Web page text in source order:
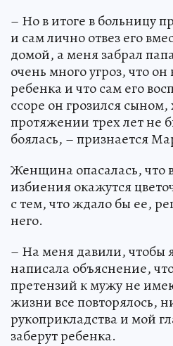
– Но в итоге в больницу
и сам лично отвез его
домой, а меня забрал
очень много угроз, что
ребенка и что сам его
ссоре он грозился сыном,
протяжении трех лет не
боялась, – признается
Женщина опасалась, что
избиения окажутся
с тем, что ждало бы ее,
него.
– На меня давили, чтобы
написала объяснение,
претензий к мужу не
жизни все повторялось,
рукоприкладства и мой
заберут ребенка.